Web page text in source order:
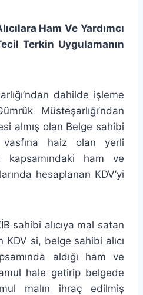
Ham Ve Yardımcı
Terkin Uygulamanın
dahilde işleme
Müsteşarlığı’ndan
almış olan Belge sahibi
vasfına haiz olan yerli
kapsamındaki ham ve
hesaplanan KDV’yi
sahibi alıcıya mal satan
KDV si, belge sahibi alıcı
aldığı ham ve
hale getirip belgede
malın ihraç edilmiş